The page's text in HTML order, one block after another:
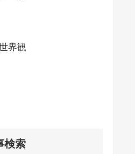
界観
検索